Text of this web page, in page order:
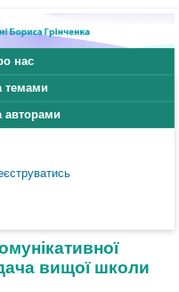
нас
темами
авторами
вищої школи